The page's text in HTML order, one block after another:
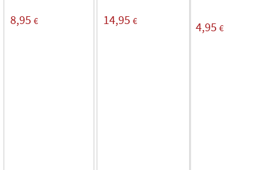
8,95 € 14,95 € 4,95 €